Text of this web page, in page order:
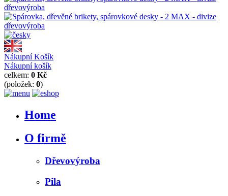
Nákupní Košík
Nákupní košík
celkem: 0 Kč
(položek: 0)
Home
O firmě
Dřevovýroba
Pila